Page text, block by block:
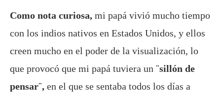
Como nota curiosa, mi papá vivió mucho tiempo
con los indios nativos en Estados Unidos, y ellos
creen mucho en el poder de la visualización, lo
que provocó que mi papá tuviera un ¨sillón de
pensar¨, en el que se sentaba todos los días a